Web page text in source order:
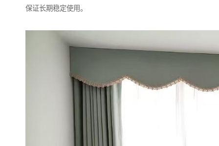
保证长期稳定使用。